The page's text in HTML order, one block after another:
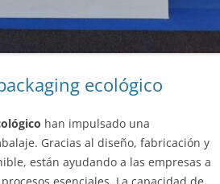
ecológico
han impulsado una
Gracias al diseño, fabricación y
están ayudando a las empresas a